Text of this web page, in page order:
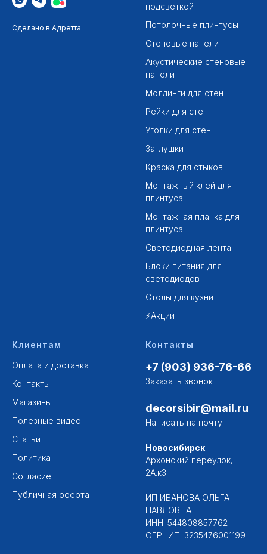
Сделано в Адретта
подсветкой
Потолочные плинтусы
Стеновые панели
Акустические стеновые
панели
Молдинги для стен
Рейки для стен
Уголки для стен
Заглушки
Краска для стыков
Монтажный клей для
плинтуса
Монтажная планка для
плинтуса
Светодиодная лента
Блоки питания для
светодиодов
Столы для кухни
⚡Акции
Клиентам
Оплата и доставка
Контакты
Магазины
Полезные видео
Статьи
Политика
Согласие
Публичная оферта
Контакты
+7 (903) 936-76-66
Заказать звонок
decorsibir@mail.ru
Написать на почту
Новосибирск
Архонский переулок,
2А.к3
ИП ИВАНОВА ОЛЬГА
ПАВЛОВНА
ИНН: 544808857762
ОГРНИП: 3235476001199